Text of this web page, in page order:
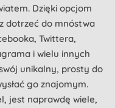
Dzięki opcjom
dotrzeć do mnóstwa
Twittera,
i wielu innych
unikalny, prosty do
go znajomym.
jest naprawdę wiele,